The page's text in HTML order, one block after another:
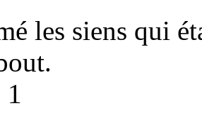
les siens qui
1